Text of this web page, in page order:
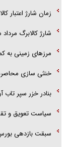
زمان شارژ اعتبار
شارژ کالابرگ
مرز‌های زمینی به
خنثی سازی
بنادر خزر سپر
سیاست تعویق و
سبقت بازدهی بورس